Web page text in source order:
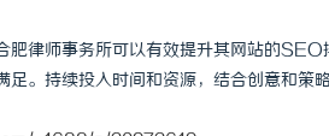
肥律师事务所可以有效提升其网站的
足。持续投入时间和资源，结合创意和